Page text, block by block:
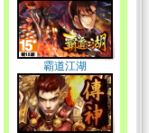
霸道江湖